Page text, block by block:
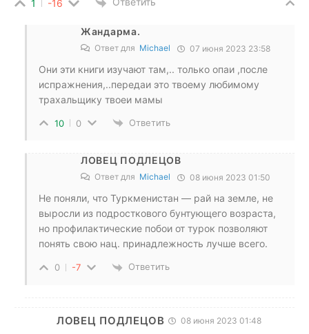
1 -16
Жандарма.
Ответ для Michael 07 июня 2023 23:58
Они эти книги изучают там,.. только опаи ,после
испражнения,..передаи это твоему любимому
трахальщику твоеи мамы
10 0 Ответить
ЛОВЕЦ ПОДЛЕЦОВ
Ответ для Michael 08 июня 2023 01:50
Не поняли, что Туркменистан — рай на земле, не
выросли из подросткового бунтующего возраста,
но профилактические побои от турок позволяют
понять свою нац. принадлежность лучше всего.
0 -7 Ответить
ЛОВЕЦ ПОДЛЕЦОВ 08 июня 2023 01:48